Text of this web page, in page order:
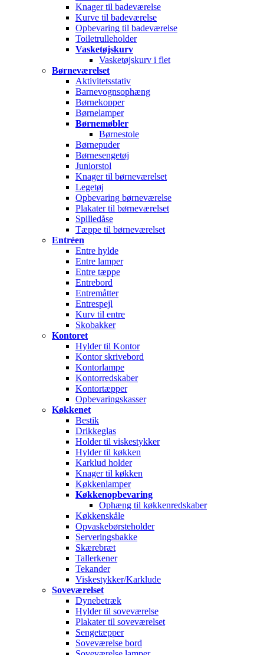
Knager til badeværelse
Kurve til badeværelse
Opbevaring til badeværelse
Toiletrulleholder
Vasketøjskurv
Vasketøjskurv i flet
Børneværelset
Aktivitetsstativ
Barnevognsophæng
Børnekopper
Børnelamper
Børnemøbler
Børnestole
Børnepuder
Børnesengetøj
Juniorstol
Knager til børneværelset
Legetøj
Opbevaring børneværelse
Plakater til børneværelset
Spilledåse
Tæppe til børneværelset
Entréen
Entre hylde
Entre lamper
Entre tæppe
Entrebord
Entremåtter
Entrespejl
Kurv til entre
Skobakker
Kontoret
Hylder til Kontor
Kontor skrivebord
Kontorlampe
Kontorredskaber
Kontortæpper
Opbevaringskasser
Køkkenet
Bestik
Drikkeglas
Holder til viskestykker
Hylder til køkken
Karklud holder
Knager til køkken
Køkkenlamper
Køkkenopbevaring
Ophæng til køkkenredskaber
Køkkenskåle
Opvaskebørsteholder
Serveringsbakke
Skærebræt
Tallerkener
Tekander
Viskestykker/Karklude
Soveværelset
Dynebetræk
Hylder til soveværelse
Plakater til soveværelset
Sengetæpper
Soveværelse bord